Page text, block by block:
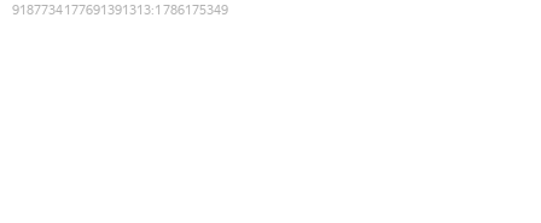
9187734177691391313:1786175349